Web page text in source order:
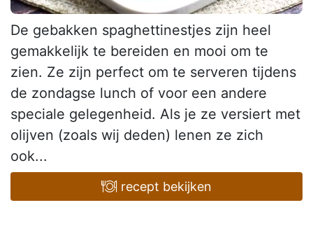
De gebakken spaghettinestjes zijn heel
gemakkelijk te bereiden en mooi om te
zien. Ze zijn perfect om te serveren tijdens
de zondagse lunch of voor een andere
speciale gelegenheid. Als je ze versiert met
olijven (zoals wij deden) lenen ze zich
ook...
recept bekijken